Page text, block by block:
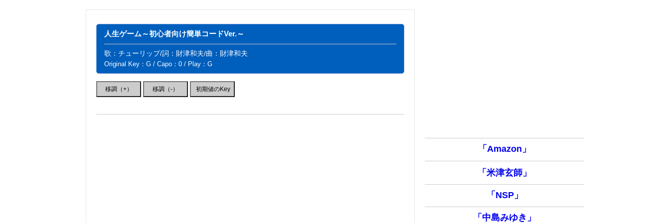
人生ゲーム～初心者向け簡単コードVer.～
歌：チューリップ/詞：財津和夫/曲：財津和夫
Original Key：G / Capo：0 / Play：G
「Amazon」
「米津玄師」
「NSP」
「中島みゆき」